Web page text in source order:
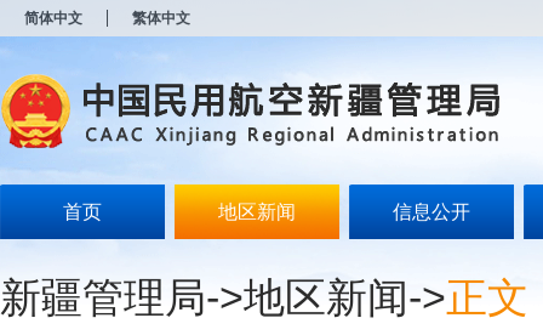
简体中文 繁体中文
首页 地区新闻 信息公开
新疆管理局->地区新闻->正文
开
无
障
说
Alt
加